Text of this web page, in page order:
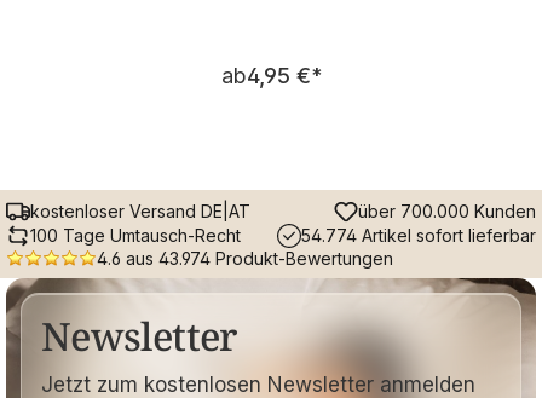
Regulärer Preis:
ab4,95 €*
kostenloser Versand DE|AT
über 700.000 Kunden
100 Tage Umtausch-Recht
54.774 Artikel sofort lieferbar
4.6 aus 43.974 Produkt-Bewertungen
Newsletter
Jetzt zum kostenlosen Newsletter anmelden